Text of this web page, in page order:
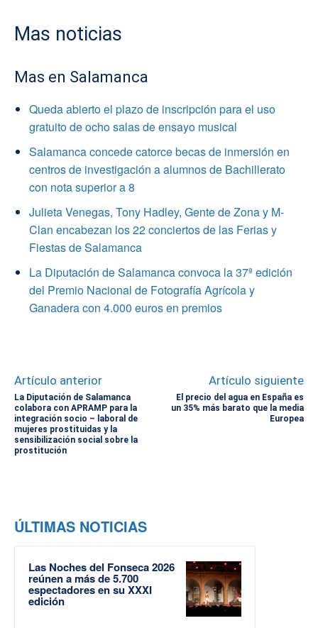
Mas noticias
Mas en Salamanca
Queda abierto el plazo de inscripción para el uso
gratuito de ocho salas de ensayo musical
Salamanca concede catorce becas de inmersión en
centros de investigación a alumnos de Bachillerato
con nota superior a 8
Julieta Venegas, Tony Hadley, Gente de Zona y M-
Clan encabezan los 22 conciertos de las Ferias y
Fiestas de Salamanca
La Diputación de Salamanca convoca la 37ª edición
del Premio Nacional de Fotografía Agrícola y
Ganadera con 4.000 euros en premios
Artículo anterior
La Diputación de Salamanca
colabora con APRAMP para la
integración socio – laboral de
mujeres prostituidas y la
sensibilización social sobre la
prostitución
Artículo siguiente
El precio del agua en España es
un 35% más barato que la media
Europea
ÚLTIMAS NOTICIAS
Las Noches del Fonseca 2026
reúnen a más de 5.700
espectadores en su XXXI
edición